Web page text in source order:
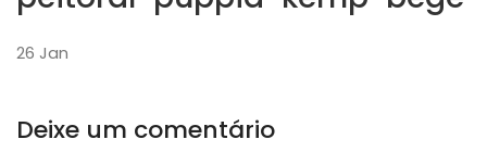
26 Jan
Deixe um comentário